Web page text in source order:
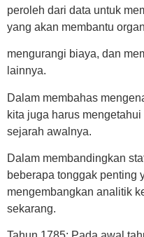
peroleh dari data untuk
yang akan membantu
mengurangi biaya, dan
lainnya.
Dalam membahas
kita juga harus
sejarah awalnya.
Dalam membandingkan
beberapa tonggak penting
mengembangkan analitik
sekarang.